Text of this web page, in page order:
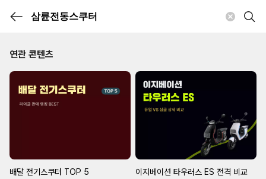
연관 콘텐츠
배달 전기스쿠터 TOP 5 이지베이션 타우러스 ES 전격 비교